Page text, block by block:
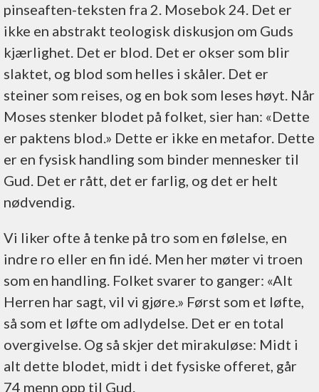
pinseaften-teksten fra 2. Mosebok 24. Det er
ikke en abstrakt teologisk diskusjon om Guds
kjærlighet. Det er blod. Det er okser som blir
slaktet, og blod som helles i skåler. Det er
steiner som reises, og en bok som leses høyt. Når
Moses stenker blodet på folket, sier han: «Dette
er paktens blod.» Dette er ikke en metafor. Dette
er en fysisk handling som binder mennesker til
Gud. Det er rått, det er farlig, og det er helt
nødvendig.
Vi liker ofte å tenke på tro som en følelse, en
indre ro eller en fin idé. Men her møter vi troen
som en handling. Folket svarer to ganger: «Alt
Herren har sagt, vil vi gjøre.» Først som et løfte,
så som et løfte om adlydelse. Det er en total
overgivelse. Og så skjer det mirakuløse: Midt i
alt dette blodet, midt i det fysiske offeret, går
74 menn opp til Gud.